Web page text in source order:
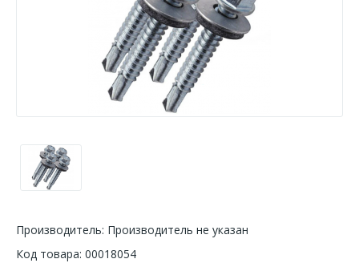
Производитель: Производитель не указан
Код товара: 00018054